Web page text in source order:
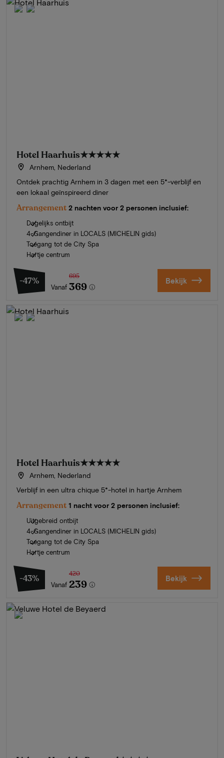
Hotel Haarhuis★★★★★
Arnhem, Nederland
Ontdek prachtig Arnhem in 3 dagen met een 5*-verblijf en
een lokaal geïnspireerd diner
Arrangement 2 nachten voor 2 personen inclusief:
Dagelijks ontbijt
4-Gangendiner in LOCALS (MICHELIN gids)
Toegang tot de City Spa
Hartje centrum
-47%
Vanaf
695
369 Bekijk
Hotel Haarhuis★★★★★
Arnhem, Nederland
Verblijf in een ultra chique 5*-hotel in hartje Arnhem
Arrangement 1 nacht voor 2 personen inclusief:
Uitgebreid ontbijt
4-Gangendiner in LOCALS (MICHELIN gids)
Toegang tot de City Spa
Hartje centrum
-43%
Vanaf
420
239 Bekijk